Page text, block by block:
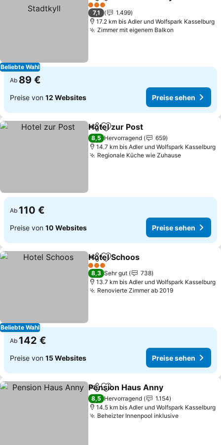
Beliebte Wahl
3 Sterne
7,1
1.499
17.2 km bis Adler und Wolfspark Kasselburg
Zimmer mit eigenem Balkon
Ab 89 €
Preise von 12 Websites Preise sehen
TeilenZu Favoriten hinzufügen
Hotel zur Post
8,5 Hervorragend
659
14.7 km bis Adler und Wolfspark Kasselburg
Regionale Küche wie ZuhausePreise
Ab 110 €
Preise von 10 Websites Preise sehen
Beliebte Wahl
TeilenZu Favoriten hinzufügen
Hotel Schoos
3 Sterne
8,3 Sehr gut
738
13.7 km bis Adler und Wolfspark Kasselburg
Renovierte Zimmer ab 2019Preise sehen
Ab 142 €
Preise von 15 Websites Preise sehen
TeilenZu Favoriten hinzufügen
Pension Haus Anny
8,5 Hervorragend
1.154
14.5 km bis Adler und Wolfspark Kasselburg
Beheizter Innenpool inklusivePreise